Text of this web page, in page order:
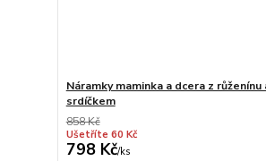
Náramky maminka a dcera z
srdíčkem
858 Kč
Ušetříte 60 Kč
798 Kč/ks